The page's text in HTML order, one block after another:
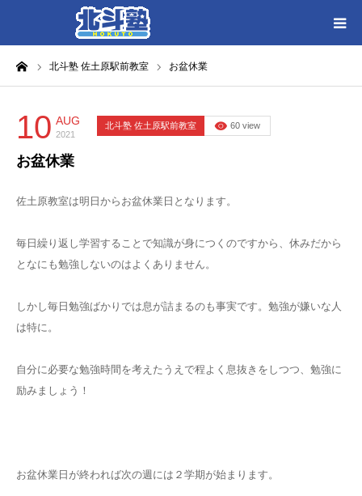
北斗塾 佐土原駅前教室 お盆休業
10 AUG
2021
北斗塾 佐土原駅前教室 60 view
お盆休業
佐土原教室は明日からお盆休業日となります。
毎日繰り返し学習することで知識が身につくのですから、休みだから
となにも勉強しないのはよくありません。
しかし毎日勉強ばかりでは息が詰まるのも事実です。勉強が嫌いな人
は特に。
自分に必要な勉強時間を考えたうえで程よく息抜きをしつつ、勉強に
励みましょう！
お盆休業日が終われば次の週には２学期が始まります。
HOME
各教室別に記事を見る
北斗塾／教室一覧
お問い合わせ